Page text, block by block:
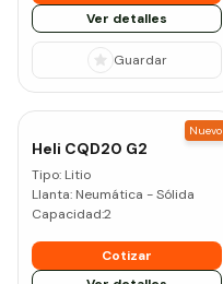
Ver detalles
Guardar
Heli CQD20 G2
Tipo: Litio
Llanta: Neumática - Sólida
Capacidad:2
Cotizar
Nuevo